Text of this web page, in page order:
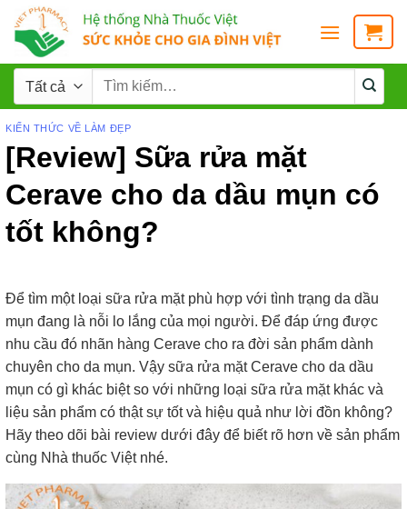
KIẾN THỨC VỀ LÀM ĐẸP
[Review] Sữa rửa mặt
Cerave cho da dầu mụn có
tốt không?
Để tìm một loại sữa rửa mặt phù hợp với tình trạng da dầu
mụn đang là nỗi lo lắng của mọi người. Để đáp ứng được
nhu cầu đó nhãn hàng Cerave cho ra đời sản phẩm dành
chuyên cho da mụn. Vậy sữa rửa mặt Cerave cho da dầu
mụn có gì khác biệt so với những loại sữa rửa mặt khác và
liệu sản phẩm có thật sự tốt và hiệu quả như lời đồn không?
Hãy theo dõi bài review dưới đây để biết rõ hơn về sản phẩm
cùng Nhà thuốc Việt nhé.